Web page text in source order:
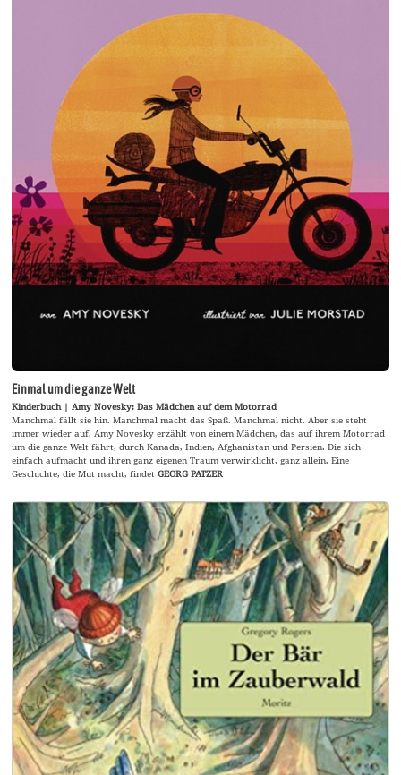
Einmal um die ganze Welt
Kinderbuch | Amy Novesky: Das Mädchen auf dem Motorrad
Manchmal fällt sie hin. Manchmal macht das Spaß. Manchmal nicht. Aber sie steht
immer wieder auf. Amy Novesky erzählt von einem Mädchen, das auf ihrem Motorrad
um die ganze Welt fährt, durch Kanada, Indien, Afghanistan und Persien. Die sich
einfach aufmacht und ihren ganz eigenen Traum verwirklicht, ganz allein. Eine
Geschichte, die Mut macht, findetGEORG PATZER